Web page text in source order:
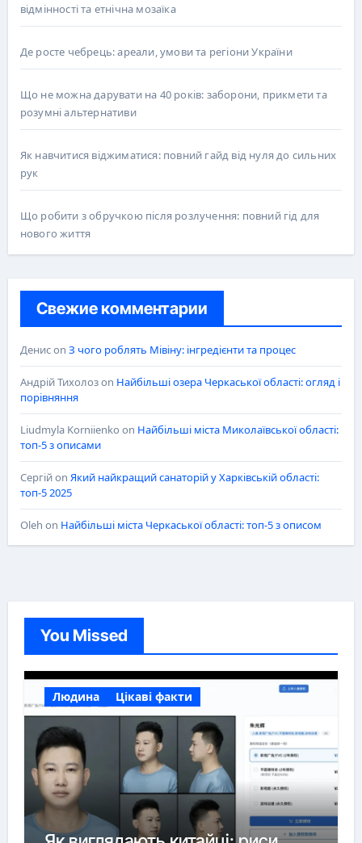
відмінності та етнічна мозаїка
Де росте чебрець: ареали, умови та регіони України
Що не можна дарувати на 40 років: заборони, прикмети та
розумні альтернативи
Як навчитися віджиматися: повний гайд від нуля до сильних
рук
Що робити з обручкою після розлучення: повний гід для
нового життя
Свежие комментарии
Денисon З чого роблять Мівіну: інгредієнти та процес
Андрій Тихолозon Найбільші озера Черкаської області: огляд і
порівняння
Liudmyla Korniienko on Найбільші міста Миколаївської області:
топ-5 з описами
Сергійon Який найкращий санаторій у Харківській області:
топ-5 2025
Oleh on Найбільші міста Черкаської області: топ-5 з описом
You Missed
Людина Цікаві факти